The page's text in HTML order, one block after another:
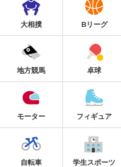
大相撲 Bリーグ
地方競馬 卓球
モーター フィギュア
自転車 学生スポーツ